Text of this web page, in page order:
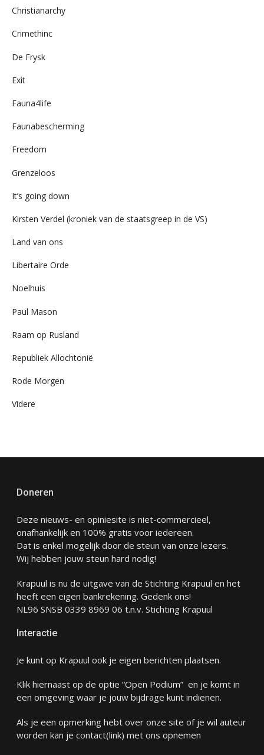
Christianarchy
Crimethinc
De Frysk
Exit
Fauna4life
Faunabescherming
Freedom
Grenzeloos
It’s going down
Kirsten Verdel (kroniek van de staatsgreep in de VS)
Land van ons
Libertaire Orde
Noelhuis
Paul Mason
Raam op Rusland
Republiek Allochtonië
Rode Morgen
Videre
Doneren
Deze nieuws- en opiniesite is niet-commercieel,
onafhankelijk en 100% gratis voor iedereen.
Dat is enkel mogelijk door de steun van onze lezers.
Wij hebben jouw steun hard nodig!
Krapuul is nu de uitgave van de Stichting Krapuul en het
heeft een eigen bankrekening. Gedenk ons!
NL96 SNSB 0339 8969 06 t.n.v. Stichting Krapuul
Interactie
Je kunt op Krapuul ook je eigen berichten plaatsen.
Klik hiernaast op de optie “Open Podium” en je komt in
een omgeving waar je jouw bijdrage kunt indienen.
Als je een opmerking hebt over onze site of je wil auteur
worden kan je contact(link) met ons opnemen